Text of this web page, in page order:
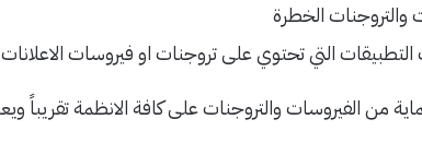
والتروجنات الخطرة
التي تحتوي على تروجنات او فيروسات الاعلانات